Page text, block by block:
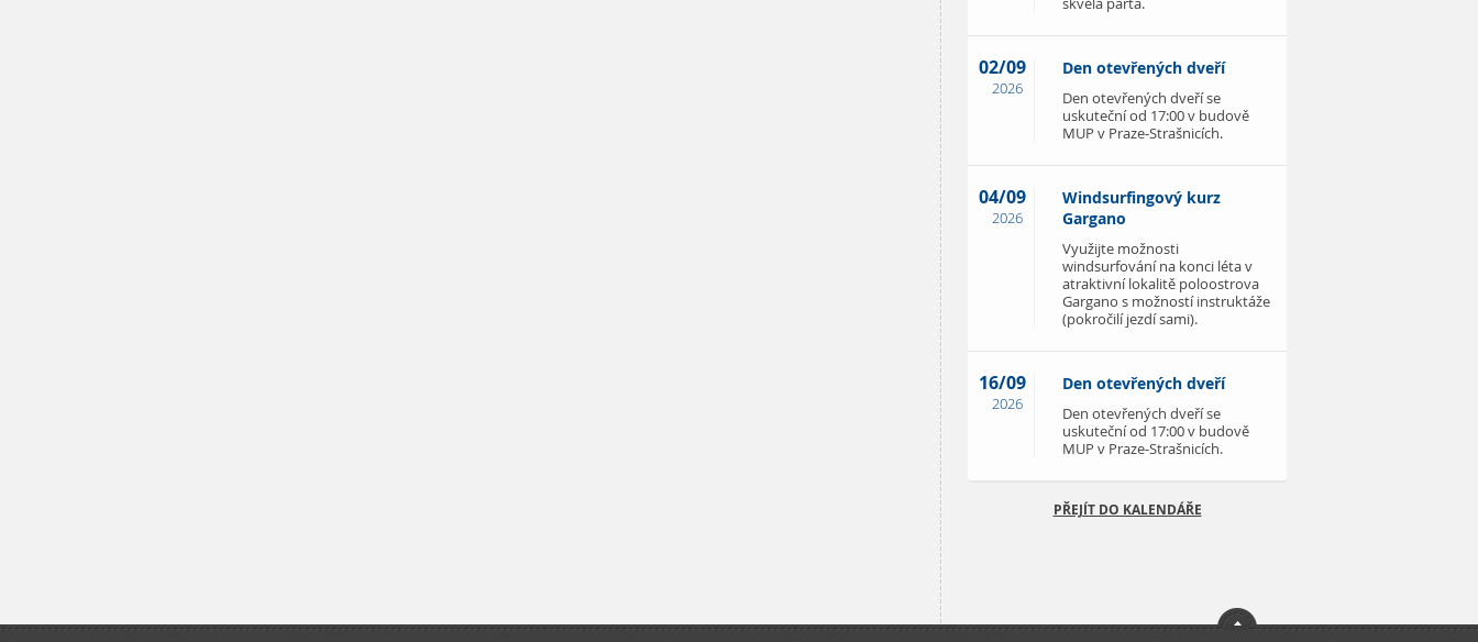
02/09
2026
Den otevřených dveří
Den otevřených dveří se
uskuteční od 17:00 v budově
MUP v Praze-Strašnicích.
04/09
2026
Windsurfingový kurz
Gargano
Využijte možnosti
windsurfování na konci léta v
atraktivní lokalitě poloostrova
Gargano s možností instruktáže
(pokročilí jezdí sami).
16/09
2026
Den otevřených dveří
Den otevřených dveří se
uskuteční od 17:00 v budově
MUP v Praze-Strašnicích.
PŘEJÍT DO KALENDÁŘE